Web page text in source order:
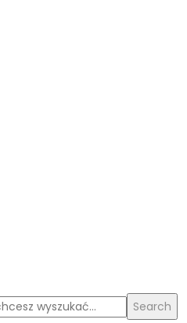
Search